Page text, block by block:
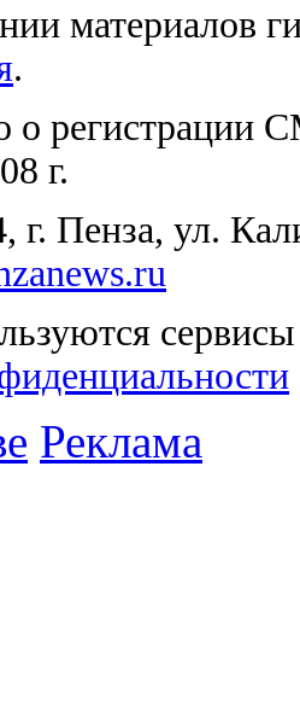
материалов
.
о
г.
г. Пенза, ул.
Реклама